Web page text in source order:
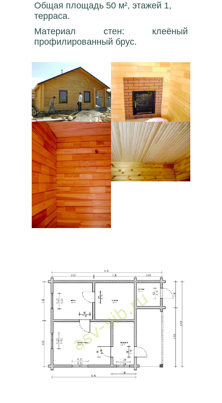
Общая площадь 50 м², этажей 1,
терраса.
Материал стен: клеёный
профилированный брус.